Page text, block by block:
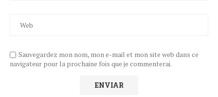
Sauvegardez mon nom, mon e-mail et mon site web dans ce
navigateur pour la prochaine fois que je commenterai.